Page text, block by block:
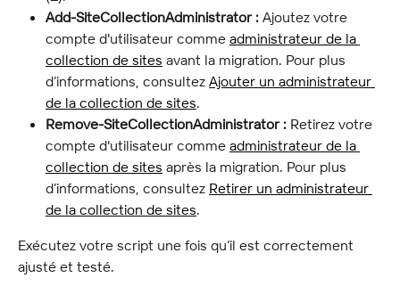
Add-SiteCollectionAdministrator : Ajoutez votre
compte d'utilisateur comme administrateur de la
collection de sites avant la migration. Pour plus
d’informations, consultez Ajouter un administrateur
de la collection de sites.
Remove-SiteCollectionAdministrator : Retirez votre
compte d'utilisateur comme administrateur de la
collection de sites après la migration. Pour plus
d’informations, consultez Retirer un administrateur
de la collection de sites.
Exécutez votre script une fois qu’il est correctement
ajusté et testé.